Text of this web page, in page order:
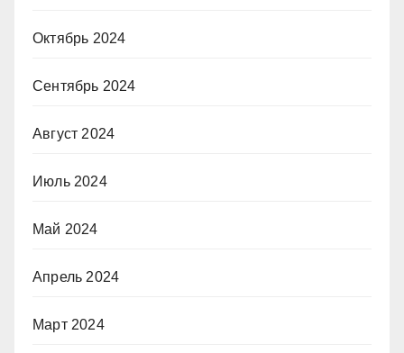
Октябрь 2024
Сентябрь 2024
Август 2024
Июль 2024
Май 2024
Апрель 2024
Март 2024